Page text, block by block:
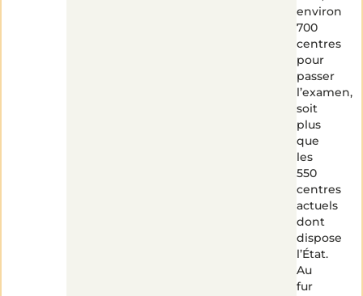
environ
700
centres
pour
passer
l’examen,
soit
plus
que
les
550
centres
actuels
dont
dispose
l’État.
Au
fur